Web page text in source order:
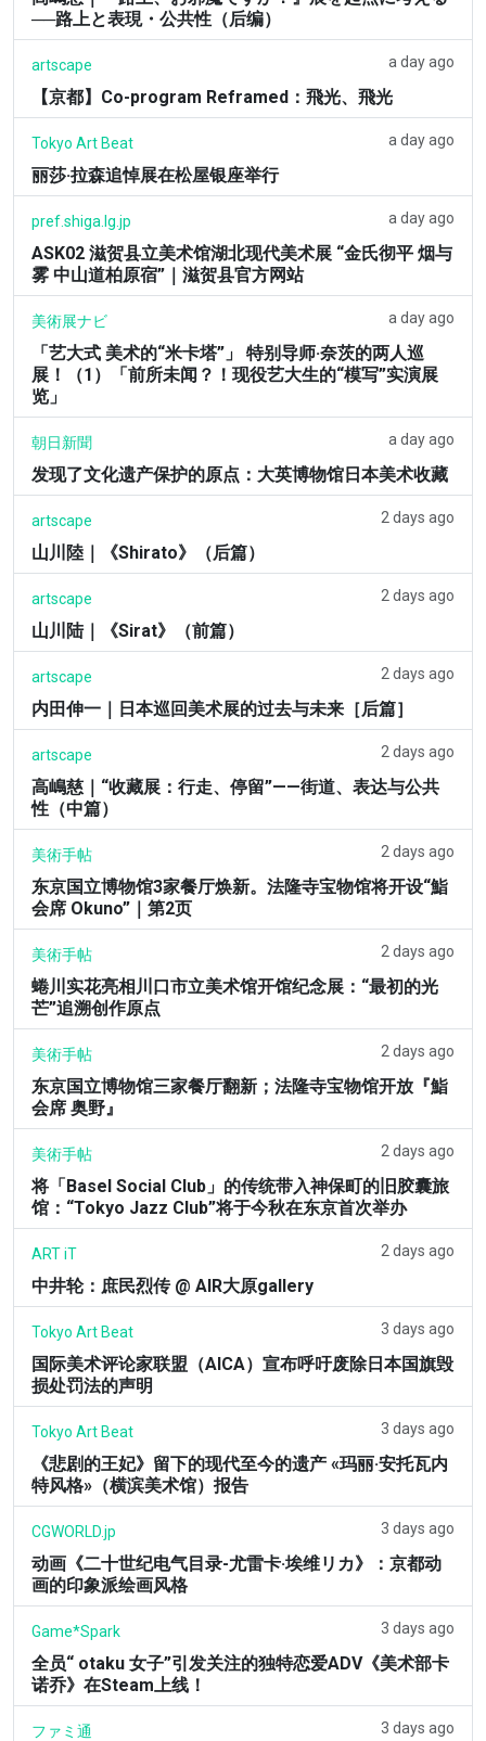
──路上と表現・公共性（后编）
artscape a day ago
【京都】Co-program Reframed：飛光、飛光
Tokyo Art Beat a day ago
丽莎·拉森追悼展在松屋银座举行
pref.shiga.lg.jp a day ago
ASK02 滋贺县立美术馆湖北现代美术展 “金氏彻平 烟与
雾 中山道柏原宿”｜滋贺县官方网站
美術展ナビ a day ago
「艺大式 美术的“米卡塔”」 特别导师·奈茨的两人巡
展！（1）「前所未闻？！现役艺大生的“模写”实演展
览」
朝日新聞 a day ago
发现了文化遗产保护的原点：大英博物馆日本美术收藏
artscape 2 days ago
山川陸｜《Shirato》（后篇）
artscape 2 days ago
山川陆｜《Sirat》（前篇）
artscape 2 days ago
内田伸一｜日本巡回美术展的过去与未来［后篇］
artscape 2 days ago
高嶋慈｜“收藏展：行走、停留”——街道、表达与公共
性（中篇）
美術手帖 2 days ago
东京国立博物馆3家餐厅焕新。法隆寺宝物馆将开设“鮨
会席 Okuno”｜第2页
美術手帖 2 days ago
蜷川实花亮相川口市立美术馆开馆纪念展：“最初的光
芒”追溯创作原点
美術手帖 2 days ago
东京国立博物馆三家餐厅翻新；法隆寺宝物馆开放『鮨
会席 奥野』
美術手帖 2 days ago
将「Basel Social Club」的传统带入神保町的旧胶囊旅
馆：“Tokyo Jazz Club”将于今秋在东京首次举办
ART iT 2 days ago
中井轮：庶民烈传 @ AIR大原gallery
Tokyo Art Beat 3 days ago
国际美术评论家联盟（AICA）宣布呼吁废除日本国旗毁
损处罚法的声明
Tokyo Art Beat 3 days ago
《悲剧的王妃》留下的现代至今的遗产 «玛丽·安托瓦内
特风格»（横滨美术馆）报告
CGWORLD.jp 3 days ago
动画《二十世纪电气目录-尤雷卡·埃维リカ》：京都动
画的印象派绘画风格
Game*Spark 3 days ago
全员“ otaku 女子”引发关注的独特恋爱ADV《美术部卡
诺乔》在Steam上线！
ファミ通 3 days ago